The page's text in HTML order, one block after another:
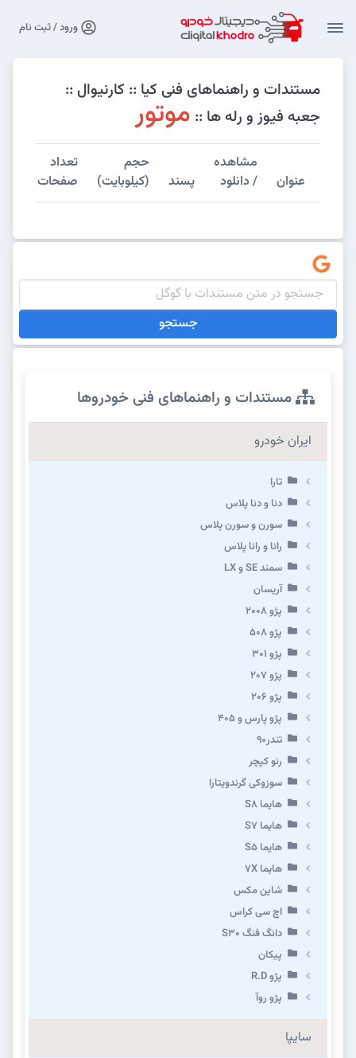
ورود / ثبت نام
مستندات و راهنماهای فنی کیا :: کارنیوال ::
جعبه فیوز و رله ها :: موتور
عنوان
مشاهده
/ دانلود
پسند
حجم
(کیلوبایت)
تعداد
صفحات
جستجو
مستندات و راهنماهای فنی خودروها
ایران خودرو
تارا
دنا و دنا پلاس
سورن و سورن پلاس
رانا و رانا پلاس
سمند SE و LX
آریسان
پژو ۲۰۰۸
پژو ۵۰۸
پژو 301
پژو ۲۰۷
پژو ۲۰۶
پژو پارس و ۴۰۵
تندر۹۰
رنو کپچر
سوزوکی گرندویتارا
هایما S8
هایما S7
هایما S5
هایما 7X
شاین مکس
اچ سی کراس
دانگ فنگ S30
پیکان
پژو R.D
پژو روآ
سایپا